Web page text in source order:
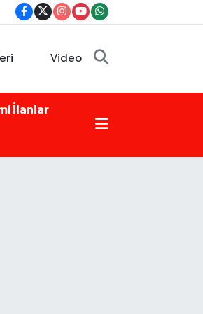
Video
İlanlar